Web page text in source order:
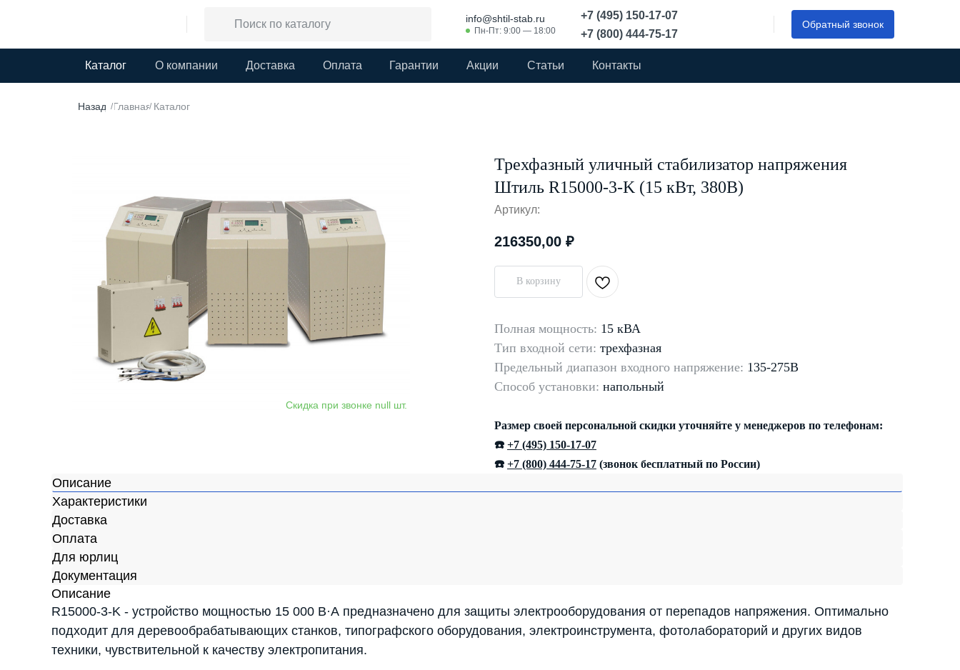
+7 (495) 150-17-07
info@shtil-stab.ru Обратный звонок
Пн-Пт: 9:00 — 18:00 +7 (800) 444-75-17
Каталог О компании Доставка Оплата Гарантии Акции Статьи Контакты
/Главная/ Каталог
Назад
Трехфазный уличный стабилизатор напряжения
Штиль R15000-3-K (15 кВт, 380В)
Артикул:
216350,00 ₽
В корзину
Полная мощность: 15 кВА
Тип входной сети: трехфазная
Предельный диапазон входного напряжение: 135-275В
Способ установки: напольный
Размер своей персональной скидки уточняйте у менеджеров по телефонам:
☎️ +7 (495) 150-17-07
☎️ +7 (800) 444-75-17 (звонок бесплатный по России)
Описание
Характеристики
Доставка
Оплата
Для юрлиц
Документация
Описание
R15000-3-K - устройство мощностью 15 000 В·А предназначено для защиты электрооборудования от перепадов напряжения. Оптимально
подходит для деревообрабатывающих станков, типографского оборудования, электроинструмента, фотолабораторий и других видов
техники, чувствительной к качеству электропитания.